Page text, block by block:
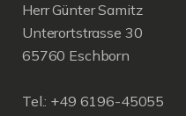
Herr Günter Samitz
Unterortstrasse 30
65760 Eschborn
Tel.: +49 6196-45055